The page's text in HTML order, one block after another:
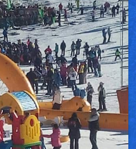
Galerija
Copyright© 2020
HopNaKop